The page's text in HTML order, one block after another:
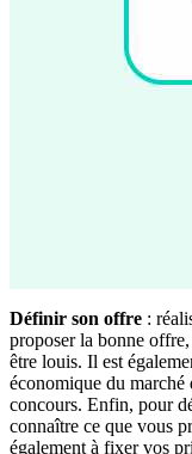
Définir son offre :
proposer la bonne
être louis. Il est
économique du marché
concours. Enfin, pour
connaître ce que vous
également à fixer vos